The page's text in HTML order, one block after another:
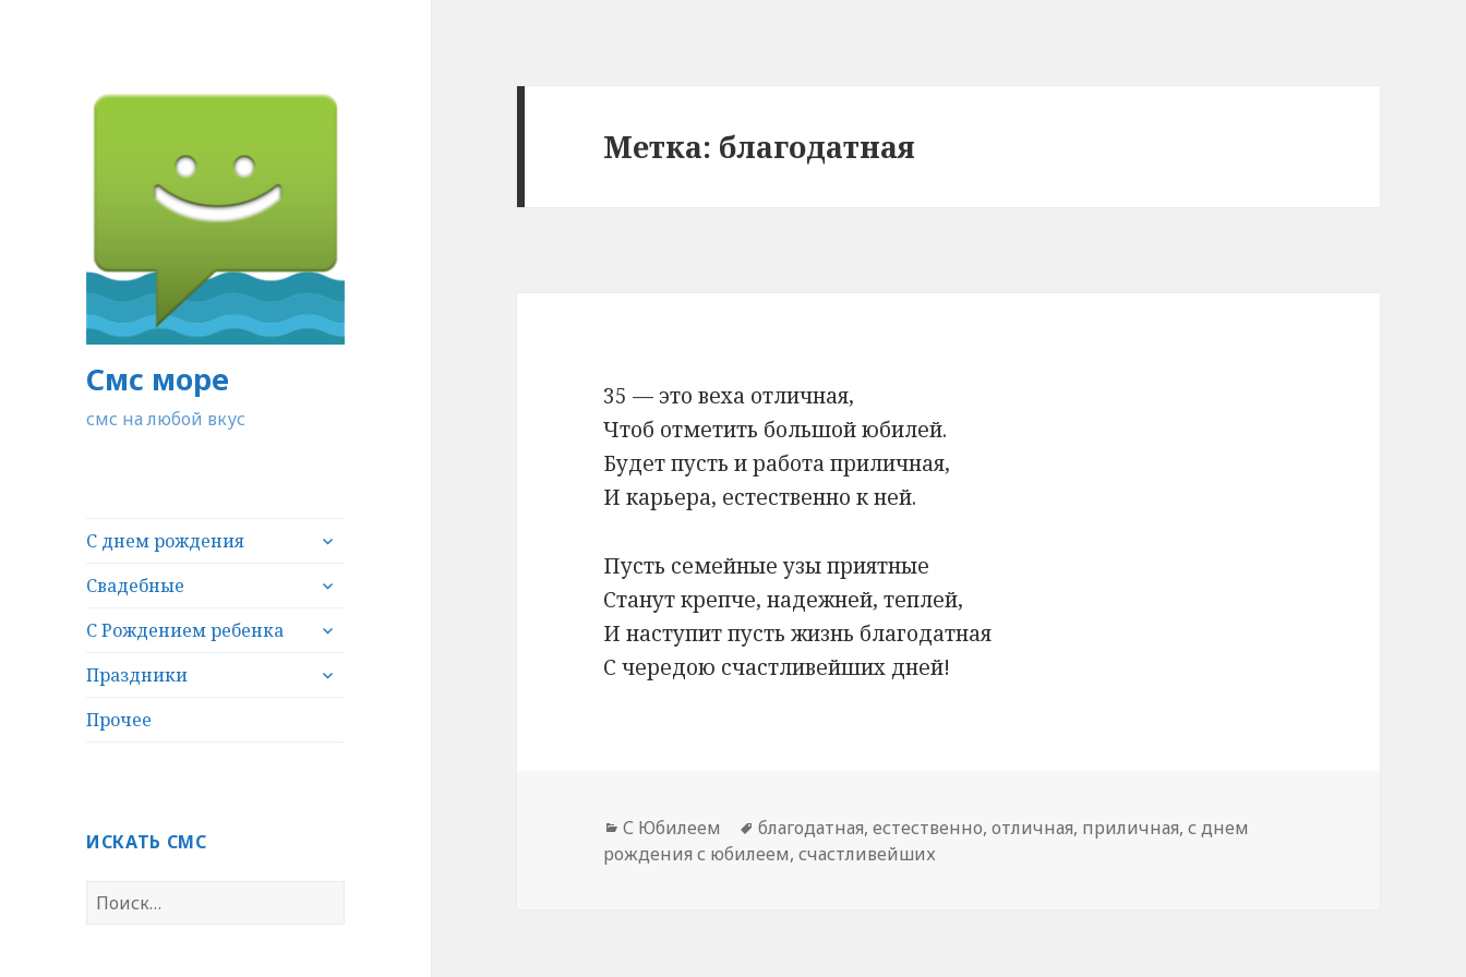
Смс море
смс на любой вкус
С днем рождения
раскрыть
меню
Свадебные
раскрыть
меню
С Рождением ребенка
раскрыть
меню
Праздники
раскрыть
Прочее
ИСКАТЬ СМС
Н
а
Метка: благодатная
35 — это веха отличная,
Чтоб отметить большой юбилей.
Будет пусть и работа приличная,
И карьера, естественно к ней.
Пусть семейные узы приятные
Станут крепче, надежней, теплей,
И наступит пусть жизнь благодатная
С чередою счастливейших дней!
Рубрики
С Юбилеем Метки
благодатная,естественно,отличная, приличная,с днем
рождения с юбилеем,счастливейших